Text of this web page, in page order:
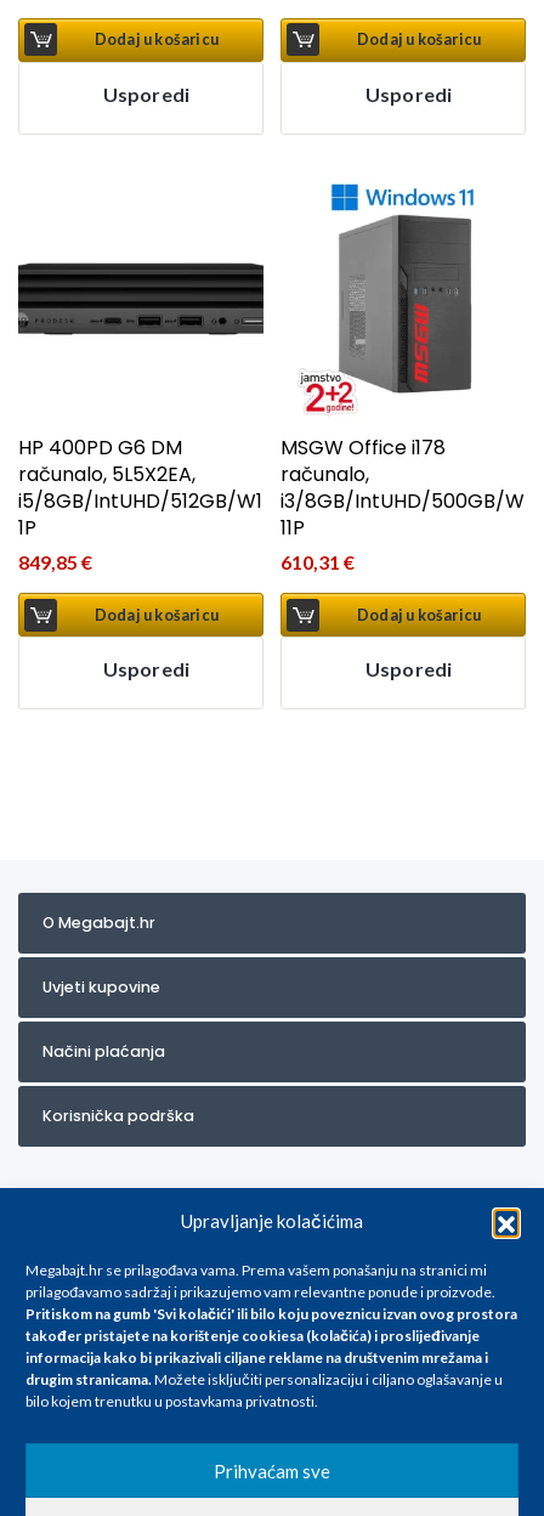
Upravljanje kolačićima
Megabajt.hr se prilagođava vama. Prema vašem ponašanju na stranici mi
prilagođavamo sadržaj i prikazujemo vam relevantne ponude i proizvode.
Pritiskom na gumb 'Svi kolačići' ili bilo koju poveznicu izvan ovog prostora
također pristajete na korištenje cookiesa (kolačića) i proslijeđivanje
informacija kako bi prikazivali ciljane reklame na društvenim mrežama i
drugim stranicama.Možete isključiti personalizaciju i ciljano oglašavanje u
bilo kojem trenutku u postavkama privatnosti.
Prihvaćam sve
Dodaj u košaricu
Usporedi
Dodaj u košaricu
Usporedi
HP 400PD G6 DM
računalo, 5L5X2EA,
i5/8GB/IntUHD/512GB/W1
1P
849,85 €
Dodaj u košaricu
Usporedi
MSGW Office i178
računalo,
i3/8GB/IntUHD/500GB/W
11P
610,31€
Dodaj u košaricu
Usporedi
O Megabajt.hr
Uvjeti kupovine
Načini plaćanja
Korisnička podrška
Za artikle kojih trenutno nema u ponudi obratite nam se na
info@megabajt.hr. Sve cijene su informativnog karaktera i podložne su
promjenama, a
iskazane su za avansno plaćanje(gotovina) u Eurima i uključuju PDV. Sve
se razlikovati od cijena u našim poslovnicama. Trudimo se dati što bolji
i točniji opis i sliku. Unatoč tome, ne možemo garantirati da su svi